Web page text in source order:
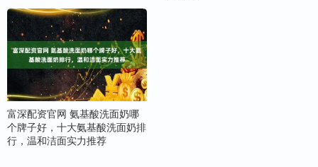
富深配资官网 氨基酸洗面奶哪
个牌子好，十大氨基酸洗面奶排
行，温和洁面实力推荐